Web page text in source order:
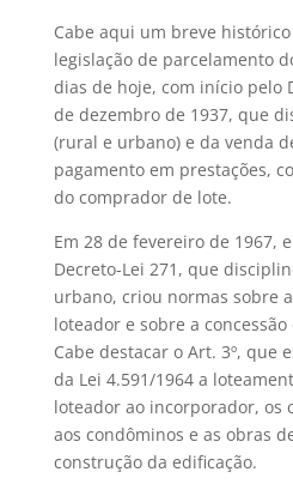
Cabe aqui um breve
legislação de parcelamento
dias de hoje, com início pelo
de dezembro de 1937, que
(rural e urbano) e da venda
pagamento em prestações,
do comprador de lote.
Em 28 de fevereiro de 1967,
Decreto-Lei 271, que
urbano, criou normas sobre
loteador e sobre a
Cabe destacar o Art. 3º, que
da Lei 4.591/1964 a
loteador ao incorporador, os
aos condôminos e as obras
construção da edificação.